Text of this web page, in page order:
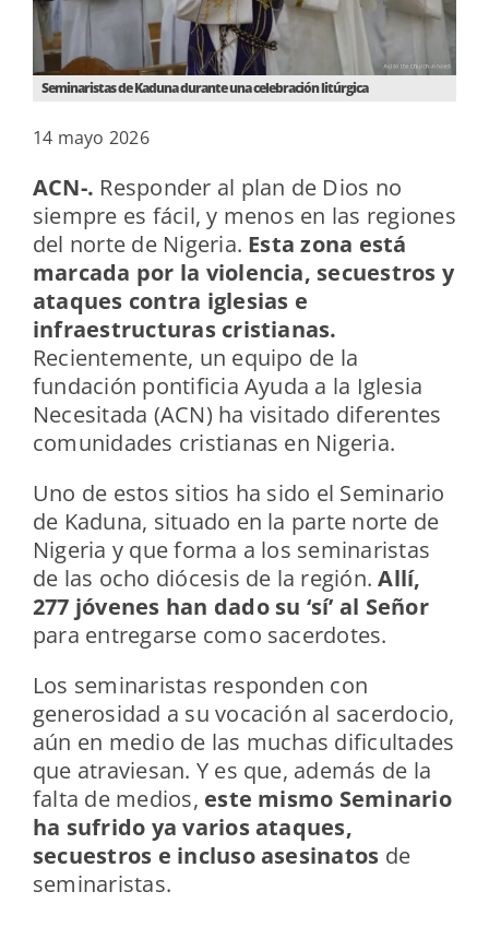
14 mayo 2026
Seminaristas de Kaduna durante una celebración litúrgica
ACN-. Responder al plan de Dios no
siempre es fácil, y menos en las regiones
del norte de Nigeria. Esta zona está
marcada por la violencia, secuestros y
ataques contra iglesias e
infraestructuras cristianas.
Recientemente, un equipo de la
fundación pontificia Ayuda a la Iglesia
Necesitada (ACN) ha visitado diferentes
comunidades cristianas en Nigeria.
Uno de estos sitios ha sido el Seminario
de Kaduna, situado en la parte norte de
Nigeria y que forma a los seminaristas
de las ocho diócesis de la región.Allí,
277 jóvenes han dado su ‘sí’ al Señor
para entregarse como sacerdotes.
Los seminaristas responden con
generosidad a su vocación al sacerdocio,
aún en medio de las muchas dificultades
que atraviesan. Y es que, además de la
falta de medios, este mismo Seminario
ha sufrido ya varios ataques,
secuestros e incluso asesinatos de
seminaristas.